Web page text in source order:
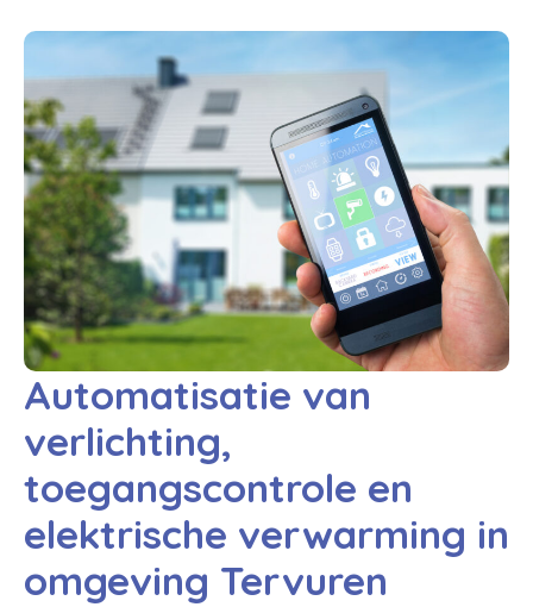
Automatisatie van
verlichting,
toegangscontrole en
elektrische verwarming in
omgeving Tervuren